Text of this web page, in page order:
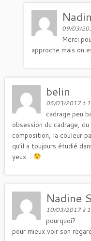
09/03/
Merci
approche mais on
belin
06/03/2017 à
cadrage peu
obsession du cadrage,
composition, la couleur
qu’il a toujours étudié
yeux…
Nadine
10/03/2017 à
pourquoi?
pour mieux voir son